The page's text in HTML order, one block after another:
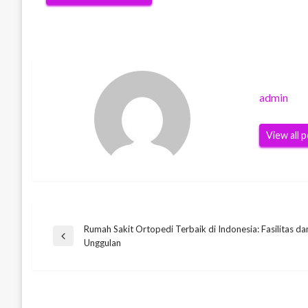
admin
View all
Post
Previous
Rumah Sakit Ortopedi Terbaik di Indonesia: Fasilitas
Unggulan